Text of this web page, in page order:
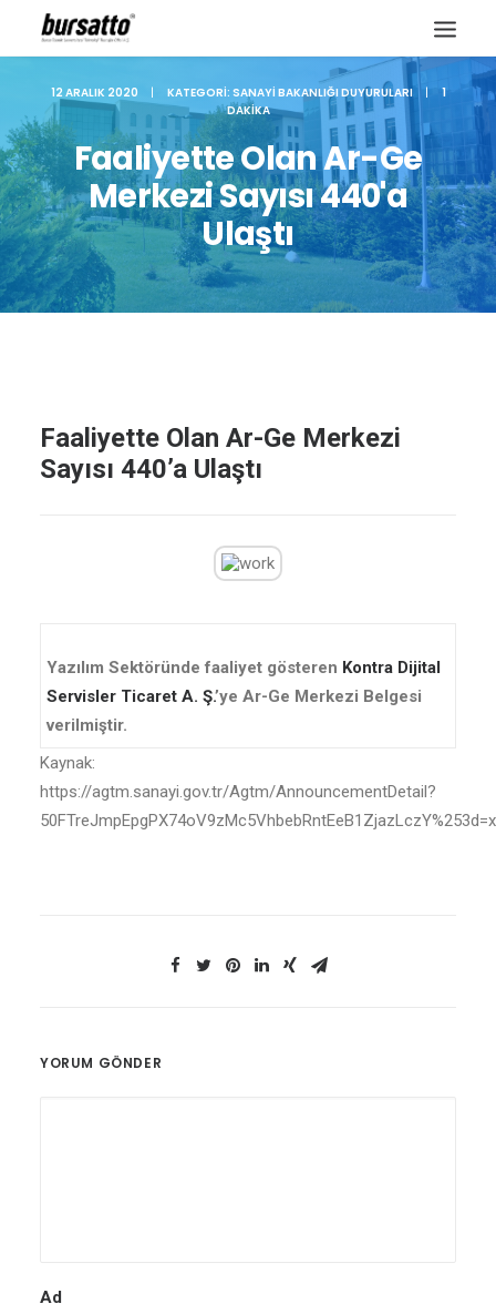
Site içi arama
12 ARALIK 2020 | KATEGORI: SANAYI BAKANLIĞI DUYURULARI |
1
DAKIKA
Faaliyette Olan Ar-Ge
Merkezi Sayısı 440'a
Ulaştı
Faaliyette Olan Ar-Ge Merkezi
Sayısı 440’a Ulaştı
Yazılım Sektöründe faaliyet gösteren Kontra Dijital
Servisler Ticaret A. Ş.’ye Ar-Ge Merkezi Belgesi
verilmiştir.
Kaynak:
https://agtm.sanayi.gov.tr/Agtm/AnnouncementDetail?
YORUM GÖNDER
Ad